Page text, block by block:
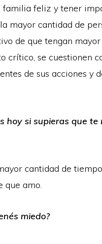
familia feliz y tener
mayor cantidad de
de que tengan mayor
crítico, se cuestionen
de sus acciones y
hoy si supieras que te
cantidad de
que amo.
miedo?